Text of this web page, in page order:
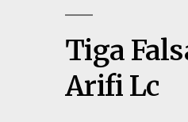
Tiga
Arifi Lc